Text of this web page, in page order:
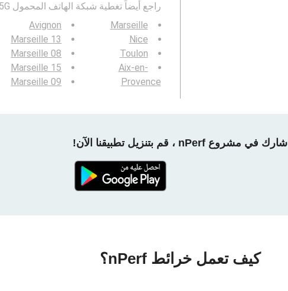
راجع أيضاً تغطية شبكة الهاتف المحمول 3G / 4G / 5G في منطقتك:
Marseille
Nice
Toulon
Aix-en-
Provence
Avignon
Marseille 13
Marseille 08
Marseille 15
Marseille 09
شارك في مشروع nPerf ، قم بتنزيل تطبيقنا الآن!
كيف تعمل خرائط nPerf؟